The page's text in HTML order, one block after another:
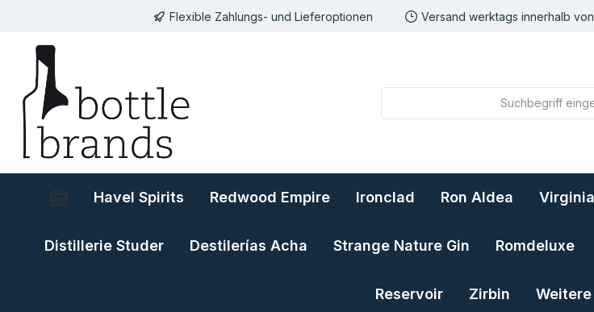
Zur Hauptnavigation springenFlexible Zahlungs- und Lieferoptionen Versand werktags innerhalb
Havel Spirits Redwood Empire Ironclad Ron Aldea
Distillerie Studer Destilerías Acha Strange Nature Gin Romdeluxe
Reservoir Zirbin Weitere